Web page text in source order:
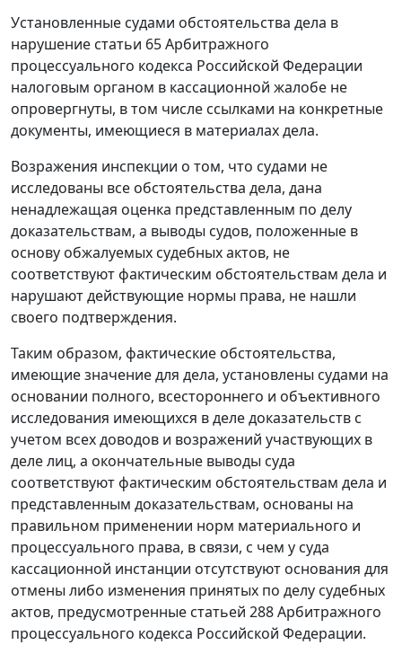
Установленные судами обстоятельства дела в
нарушение статьи 65Арбитражного
процессуального кодекса Российской Федерации
налоговым органом в кассационной жалобе не
опровергнуты, в том числе ссылками на конкретные
документы, имеющиеся в материалах дела.
Возражения инспекции о том, что судами не
исследованы все обстоятельства дела, дана
ненадлежащая оценка представленным по делу
доказательствам, а выводы судов, положенные в
основу обжалуемых судебных актов, не
соответствуют фактическим обстоятельствам дела и
нарушают действующие нормы права, не нашли
своего подтверждения.
Таким образом, фактические обстоятельства,
имеющие значение для дела, установлены судами на
основании полного, всестороннего и объективного
исследования имеющихся в деле доказательств с
учетом всех доводов и возражений участвующих в
деле лиц, а окончательные выводы суда
соответствуют фактическим обстоятельствам дела и
представленным доказательствам, основаны на
правильном применении норм материального и
процессуального права, в связи, с чем у суда
кассационной инстанции отсутствуют основания для
отмены либо изменения принятых по делу судебных
актов, предусмотренные статьей 288Арбитражного
процессуального кодекса Российской Федерации.